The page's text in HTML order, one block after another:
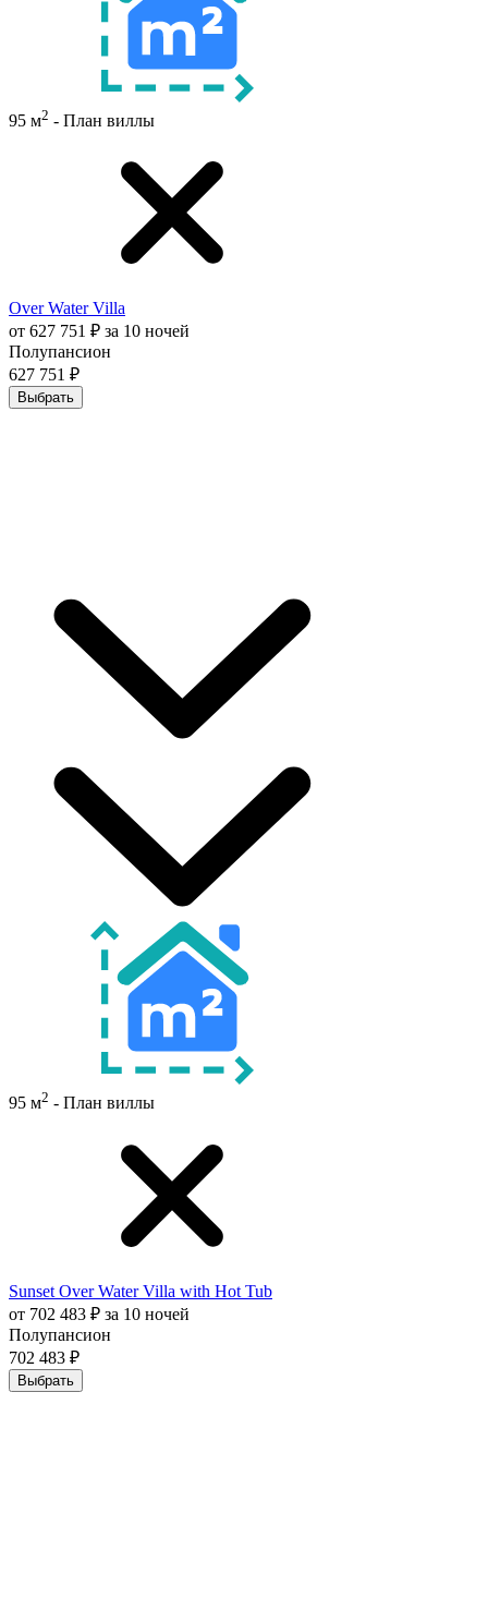
95 м2 - План виллы
Over Water Villa
от 627 751 ₽ за 10 ночей
Полупансион
627 751 ₽
Выбрать
95 м2 - План виллы
Sunset Over Water Villa with Hot Tub
от 702 483 ₽ за 10 ночей
Полупансион
702 483 ₽
Выбрать